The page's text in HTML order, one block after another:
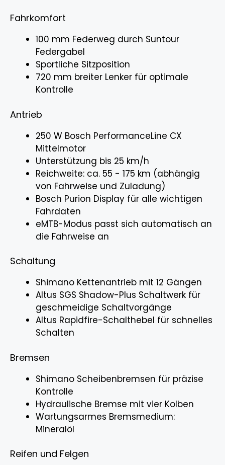
Fahrkomfort
100 mm Federweg durch Suntour
Federgabel
Sportliche Sitzposition
720 mm breiter Lenker für optimale
Kontrolle
Antrieb
250 W Bosch PerformanceLine CX
Mittelmotor
Unterstützung bis 25 km/h
Reichweite: ca. 55 - 175 km (abhängig
von Fahrweise und Zuladung)
Bosch Purion Display für alle wichtigen
Fahrdaten
eMTB-Modus passt sich automatisch an
die Fahrweise an
Schaltung
Shimano Kettenantrieb mit 12 Gängen
Altus SGS Shadow-Plus Schaltwerk für
geschmeidige Schaltvorgänge
Altus Rapidfire-Schalthebel für schnelles
Schalten
Bremsen
Shimano Scheibenbremsen für präzise
Kontrolle
Hydraulische Bremse mit vier Kolben
Wartungsarmes Bremsmedium:
Mineralöl
Reifen und Felgen